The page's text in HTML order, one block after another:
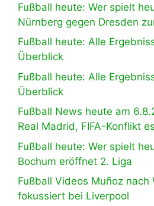
Fußball heute: Wer spielt
Nürnberg gegen Dresden
Fußball heute: Alle
Überblick
Fußball heute: Alle
Überblick
Fußball News heute am
Real Madrid, FIFA-Konflikt
Fußball heute: Wer spielt
Bochum eröffnet 2. Liga
Fußball Videos Muñoz nach
fokussiert bei Liverpool